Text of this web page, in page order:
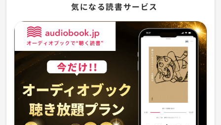
気になる読書サービス